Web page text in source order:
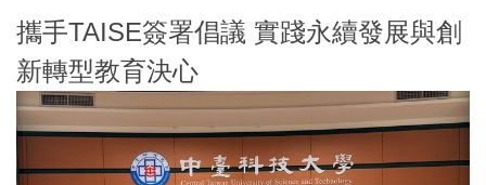
攜手TAISE簽署倡議 實踐永續發展與創
新轉型教育決心